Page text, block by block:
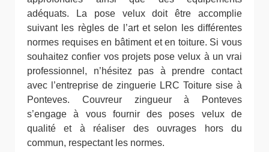
adéquats. La pose velux doit être accomplie
suivant les règles de l’art et selon les différentes
normes requises en bâtiment et en toiture. Si vous
souhaitez confier vos projets pose velux à un vrai
professionnel, n’hésitez pas à prendre contact
avec l’entreprise de zinguerie LRC Toiture sise à
Ponteves. Couvreur zingueur à Ponteves
s’engage à vous fournir des poses velux de
qualité et à réaliser des ouvrages hors du
commun, respectant les normes.